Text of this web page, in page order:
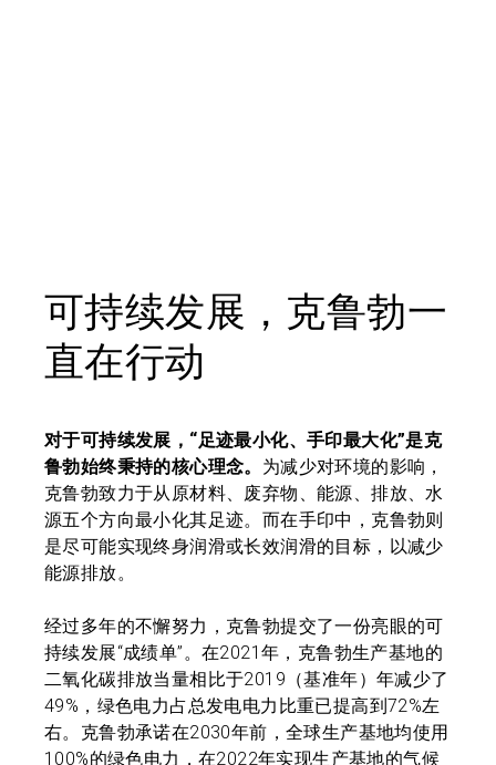
可持续发展，克鲁勃一
直在行动
对于可持续发展，“足迹最小化、手印最大化”是克
鲁勃始终秉持的核心理念。 为减少对环境的影响，
克鲁勃致力于从原材料、废弃物、能源、排放、水
源五个方向最小化其足迹。而在手印中，克鲁勃则
是尽可能实现终身润滑或长效润滑的目标，以减少
能源排放。
经过多年的不懈努力，克鲁勃提交了一份亮眼的可
持续发展“成绩单”。在2021年，克鲁勃生产基地的
二氧化碳排放当量相比于2019（基准年）年减少了
49%，绿色电力占总发电电力比重已提高到72%左
右。克鲁勃承诺在2030年前，全球生产基地均使用
100%的绿色电力，在2022年实现生产基地的气候